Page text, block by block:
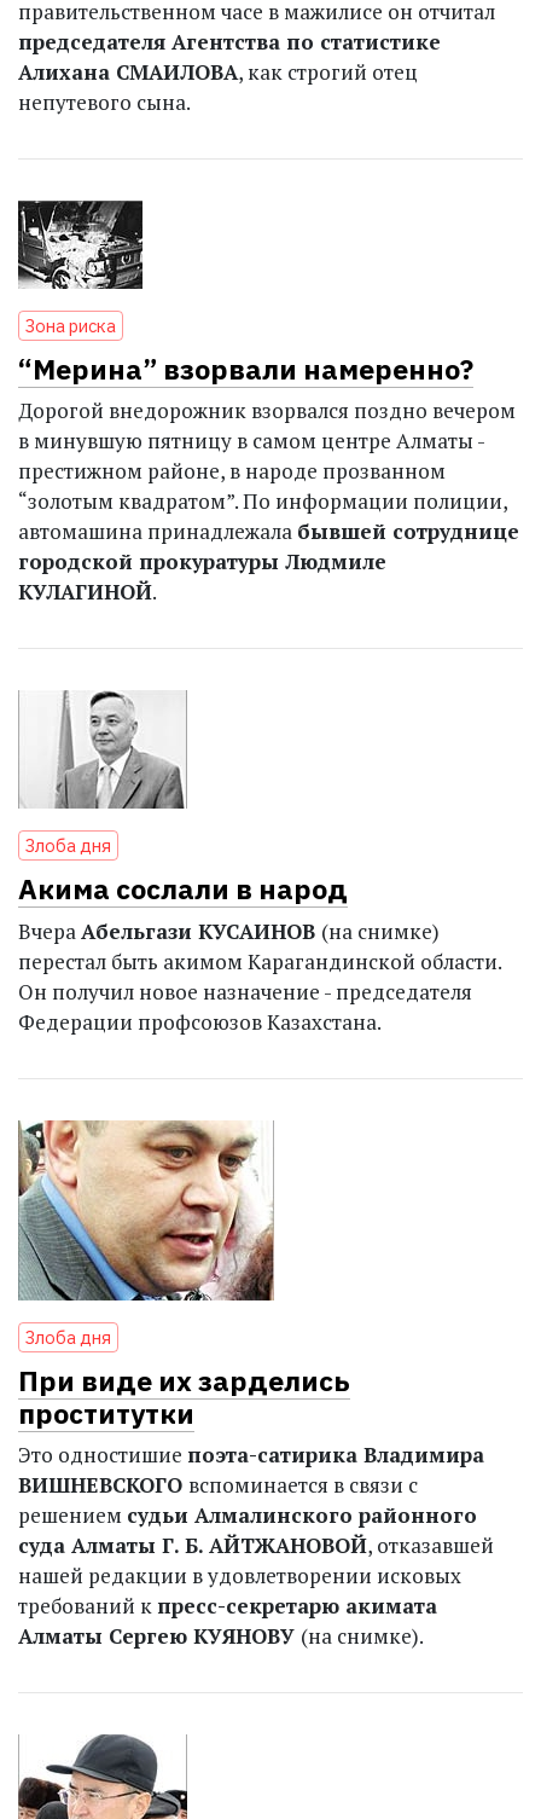
правительственном часе в мажилисе он отчитал
председателя Агентства по статистике
Алихана СМАИЛОВА, как строгий отец
непутевого сына.
Зона риска
“Мерина” взорвали намеренно?
Дорогой внедорожник взорвался поздно вечером
в минувшую пятницу в самом центре Алматы -
престижном районе, в народе прозванном
“золотым квадратом”. По информации полиции,
автомашина принадлежала бывшей сотруднице
городской прокуратуры Людмиле
КУЛАГИНОЙ.
Злоба дня
Акима сослали в народ
ВчераАбельгази КУСАИНОВ (на снимке)
перестал быть акимом Карагандинской области.
Он получил новое назначение - председателя
Федерации профсоюзов Казахстана.
Злоба дня
При виде их зарделись
проститутки
Это одностишие поэта-сатирика Владимира
ВИШНЕВСКОГО вспоминается в связи с
решением судьи Алмалинского районного
суда Алматы Г. Б. АЙТЖАНОВОЙ, отказавшей
нашей редакции в удовлетворении исковых
требований к пресс-секретарю акимата
Алматы Сергею КУЯНОВУ (на снимке).